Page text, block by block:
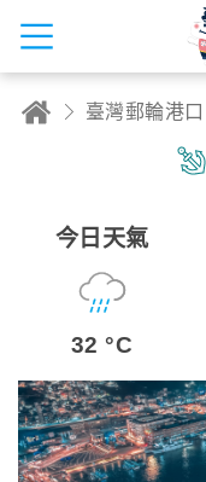
臺灣郵輪港口
今日天氣
32 °C